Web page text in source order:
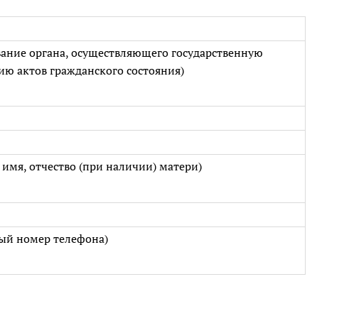
органа, осуществляющего государственную
актов гражданского состояния)
отчество (при наличии) матери)
номер телефона)